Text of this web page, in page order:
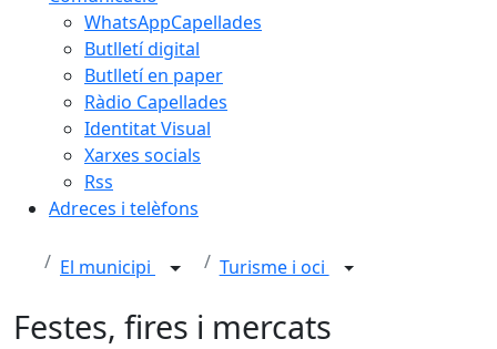
WhatsAppCapellades
Butlletí digital
Butlletí en paper
Ràdio Capellades
Identitat Visual
Xarxes socials
Rss
Adreces i telèfons
El municipi Turisme i oci
Festes, fires i mercats